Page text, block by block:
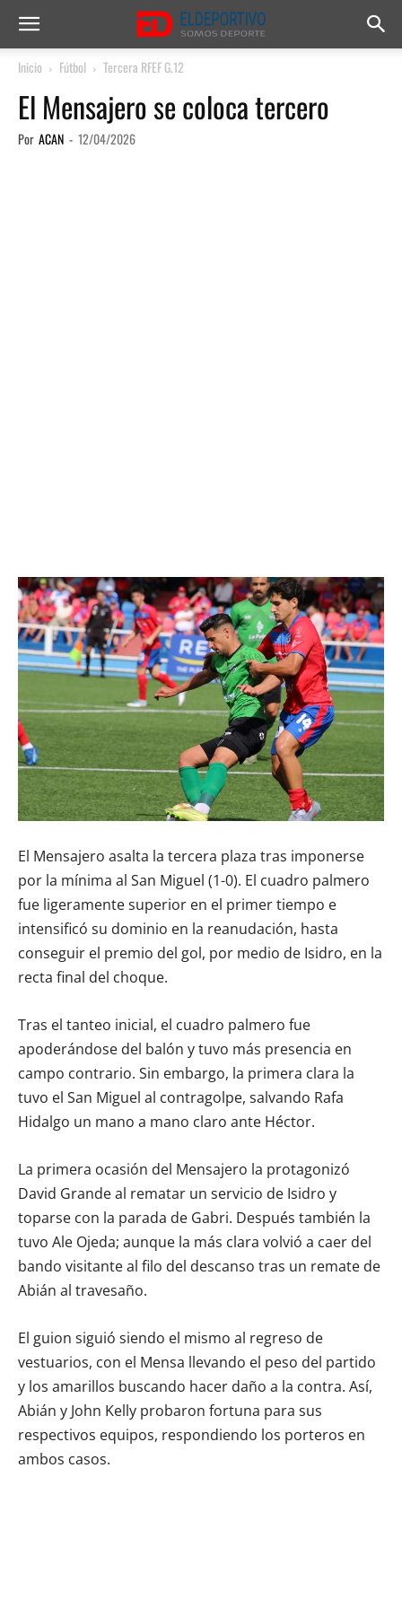
Inicio Fútbol Tercera RFEF G.12
El Mensajero se coloca tercero
Por ACAN - 12/04/2026
El Mensajero asalta la tercera plaza tras imponerse
por la mínima al San Miguel (1-0). El cuadro palmero
fue ligeramente superior en el primer tiempo e
intensificó su dominio en la reanudación, hasta
conseguir el premio del gol, por medio de Isidro, en la
recta final del choque.
Tras el tanteo inicial, el cuadro palmero fue
apoderándose del balón y tuvo más presencia en
campo contrario. Sin embargo, la primera clara la
tuvo el San Miguel al contragolpe, salvando Rafa
Hidalgo un mano a mano claro ante Héctor.
La primera ocasión del Mensajero la protagonizó
David Grande al rematar un servicio de Isidro y
toparse con la parada de Gabri. Después también la
tuvo Ale Ojeda; aunque la más clara volvió a caer del
bando visitante al filo del descanso tras un remate de
Abián al travesaño.
El guion siguió siendo el mismo al regreso de
vestuarios, con el Mensa llevando el peso del partido
y los amarillos buscando hacer daño a la contra. Así,
Abián y John Kelly probaron fortuna para sus
respectivos equipos, respondiendo los porteros en
ambos casos.